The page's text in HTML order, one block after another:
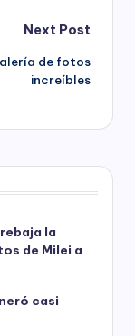
Next Post
de fotos
increíbles
la
de Milei a
casi